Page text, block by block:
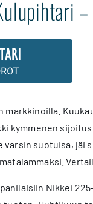
kymmenen
suotuisa,
Nikkei